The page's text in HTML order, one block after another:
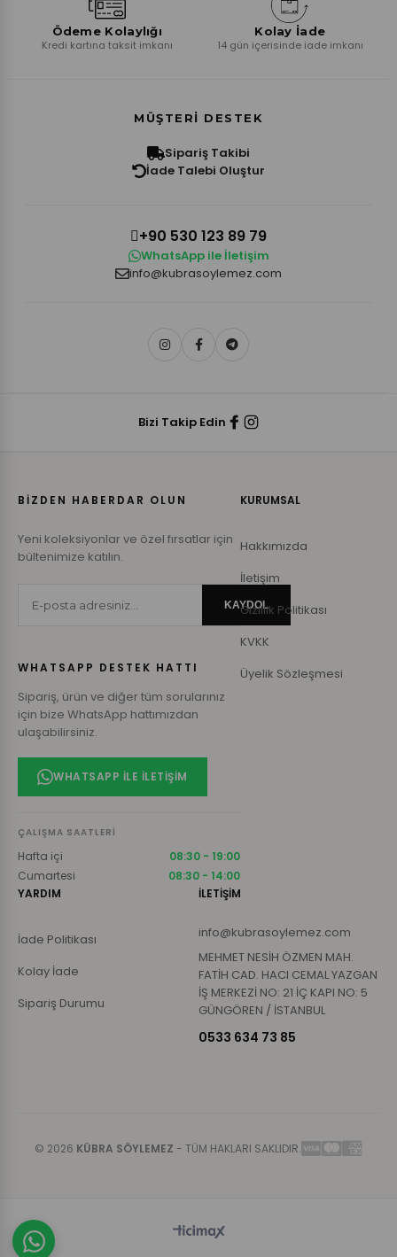
Ödeme Kolaylığı
Kredi kartına taksit imkanı
Kolay İade
14 gün içerisinde iade imkanı
MÜŞTERI DESTEK
Sipariş Takibi
İade Talebi Oluştur
+90 530 123 89 79
WhatsApp ile İletişim
info@kubrasoylemez.com
Bizi Takip Edin
BİZDEN HABERDAR OLUN
Yeni koleksiyonlar ve özel fırsatlar için
bültenimize katılın.
KAYDOL
WHATSAPP DESTEK HATTI
Sipariş, ürün ve diğer tüm sorularınız
için bize WhatsApp hattımızdan
ulaşabilirsiniz.
WHATSAPP ILE İLETIŞIM
ÇALIŞMA SAATLERI
Hafta içi
08:30 - 19:00
Cumartesi
08:30 - 14:00
KURUMSAL
Hakkımızda
İletişim
Gizlilik Politikası
KVKK
Üyelik Sözleşmesi
YARDIM
İade Politikası
Kolay İade
Sipariş Durumu
İLETİŞİM
info@kubrasoylemez.com
MEHMET NESİH ÖZMEN MAH.
FATİH CAD. HACI CEMAL YAZGAN
İŞ MERKEZİ NO: 21 İÇ KAPI NO: 5
GÜNGÖREN / İSTANBUL
0533 634 73 85
© 2026 KÜBRA SÖYLEMEZ - TÜM HAKLARI SAKLIDIR.